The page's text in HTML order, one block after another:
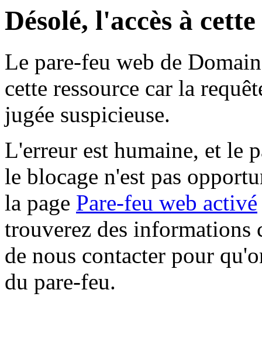
Désolé, l'accès à
Le pare-feu web de
cette ressource car la
jugée suspicieuse.
L'erreur est humaine, et le
le blocage n'est pas
la page Pare-feu web activé
trouverez des informations
de nous contacter pour
du pare-feu.